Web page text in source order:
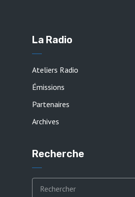
La Radio
Ateliers Radio
Émissions
Partenaires
Archives
Recherche